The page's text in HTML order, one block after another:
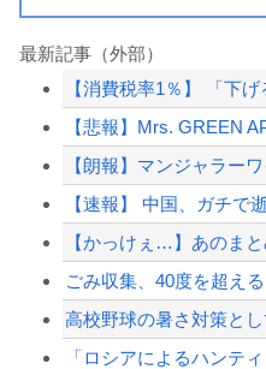
最新記事（外部）
【悲報】Mrs. GREEN
【速報】 中国、ガチで